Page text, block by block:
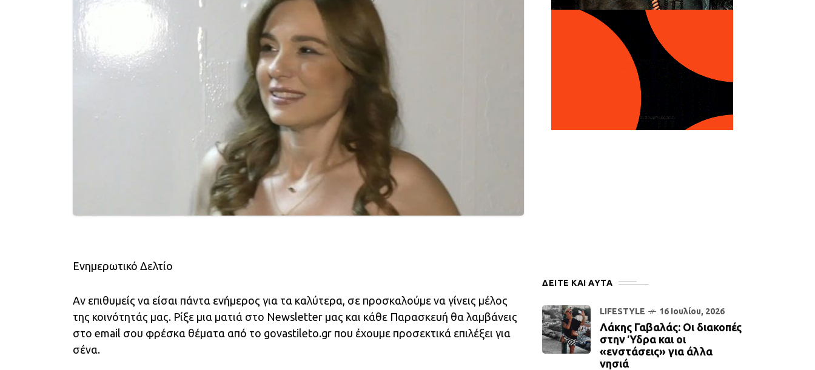
Ενημερωτικό Δελτίο
Αν επιθυμείς να είσαι πάντα ενήμερος για τα καλύτερα, σε προσκαλούμε να γίνεις μέλος
της κοινότητάς μας. Ρίξε μια ματιά στο Newsletter μας και κάθε Παρασκευή θα λαμβάνεις
στο email σου φρέσκα θέματα από το govastileto.gr που έχουμε προσεκτικά επιλέξει για
σένα.
ΔΕΙΤΕ ΚΑΙ ΑΥΤΆ
LIFESTYLE 16 Ιουλίου, 2026
Λάκης Γαβαλάς: Οι διακοπές
στην Ύδρα και οι
«ενστάσεις» για άλλα
νησιά